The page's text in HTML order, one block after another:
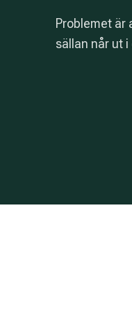
Problemet är
sällan når ut